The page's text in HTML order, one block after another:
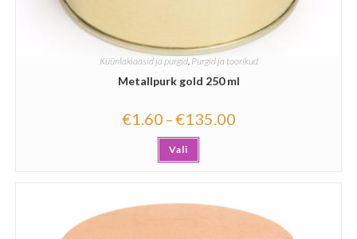
Küünlaklaasid ja purgid, Purgid ja toorikud
Metallpurk gold 250 ml
€1.60 –€135.00
Vali